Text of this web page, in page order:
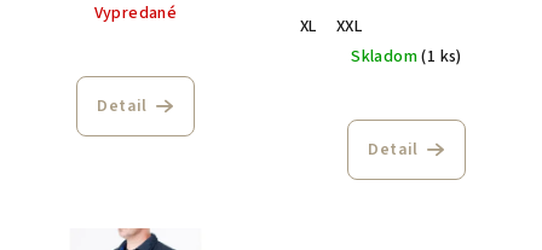
Vypredané
Detail
XL
XXL
Skladom(1 ks)
Detail